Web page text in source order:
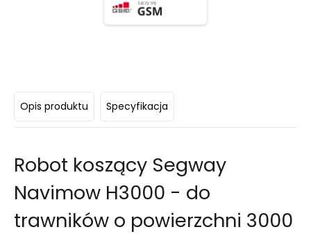
Opis produktu Specyfikacja
Robot koszący Segway
Navimow H3000 - do
trawników o powierzchni 3000